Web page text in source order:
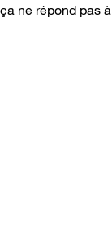
ne répond pas à